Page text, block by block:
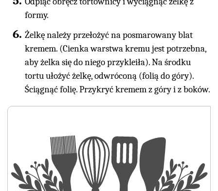
formy.
Żelkę należy przełożyć na posmarowany blat
kremem. (Cienka warstwa kremu jest potrzebna,
aby żelka się do niego przykleiła). Na środku
tortu ułożyć żelkę, odwróconą (folią do góry).
Ściągnąć folię. Przykryć kremem z góry i z boków.